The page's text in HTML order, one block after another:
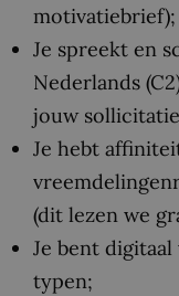
motivatiebrief);
Je spreekt en
Nederlands
jouw
Je hebt
(dit lezen we
Je bent
typen;